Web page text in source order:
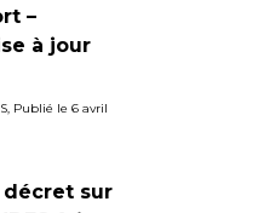
–
à jour
Publié le 6 avril
sur